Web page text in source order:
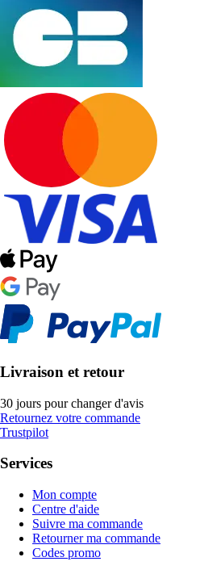
Livraison et retour
30 jours pour changer d'avis
Retournez votre commande
Trustpilot
Services
Mon compte
Centre d'aide
Suivre ma commande
Retourner ma commande
Codes promo